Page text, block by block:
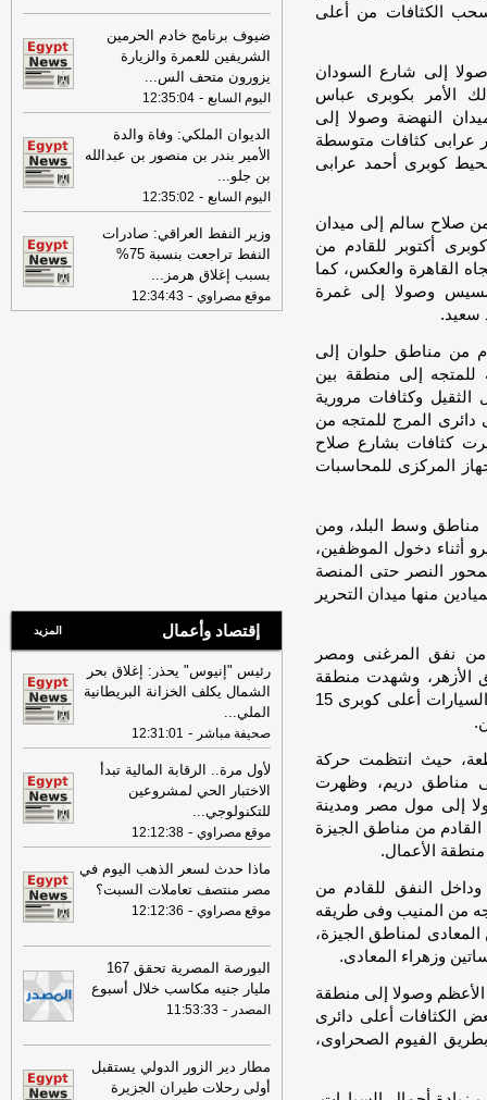
الكثافات من أعلى
إلى شارع السودان
الأمر بكوبرى عباس
النهضة وصولا إلى
عرابى كثافات متوسطة
كوبرى أحمد عرابى
صلاح سالم إلى ميدان
أكتوبر للقادم من
القاهرة والعكس، كما
وصولا إلى غمرة
سعيد.
من مناطق حلوان إلى
للمتجه إلى منطقة بين
النقل الثقيل وكثافات مرورية
المرج للمتجه من
كثافات بشارع صلاح
المركزى للمحاسبات
مناطق وسط البلد، ومن
أثناء دخول الموظفين،
النصر حتى المنصة
منها ميدان التحرير
من نفق المرغنى ومصر
الأزهر، وشهدت منطقة
الأزهر والجمالية كثافات مرورية وظهر تباطؤ فى حركة السيارات أعلى كوبرى 15
حيث انتظمت حركة
مناطق دريم، وظهرت
إلى مول مصر ومدينة
القادم من مناطق الجيزة
الأعمال.
النفق للقادم من
من المنيب وفى طريقه
المعادى لمناطق الجيزة،
وزهراء المعادى.
وصولا إلى منطقة
الكثافات أعلى دائرى
الفيوم الصحراوى،
08:16
عناوين الصحف المصرية ليوم
الجمعة 31-07-2026
-
19:49
السيسي: الجهات المعنية باشرت
التحقيقات للوقوف على تفاصيل الهجوم
بمسيّرة على ميناء دمياط- لبنانون 24
09:26
مجلس الوزراء المصري: الحريق
الذي تعرضت له سفينتان في ميناء دمياط
أمس ناتج عن طائرة مسيرة
08:34
عناوين الصحف المصرية ليوم
الخميس 30-07-2026
-
ضيوف برنامج خادم الحرمين
الشريفين للعمرة والزيارة
يزورون متحف الس...
اليوم السابع -
12:35:04
الديوان الملكي: وفاة والدة
الأمير بندر بن منصور بن عبدالله
بن جلو...
اليوم السابع -
12:35:02
وزير النفط العراقي: صادرات
النفط تراجعت بنسبة 75%
بسبب إغلاق هرمز ...
موقع مصراوي -
12:34:43
إقتصاد وأعمال المزيد
رئيس "إنيوس" يحذر: إغلاق بحر
الشمال يكلف الخزانة البريطانية
الملي...
صحيفة مباشر -
12:31:01
لأول مرة.. الرقابة المالية تبدأ
الاختبار الحي لمشروعين
للتكنولوجي...
موقع مصراوي -
12:12:38
ماذا حدث لسعر الذهب اليوم في
مصر منتصف تعاملات السبت؟
موقع مصراوي -
12:12:36
البورصة المصرية تحقق 167
مليار جنيه مكاسب خلال أسبوع
المصدر -
11:53:33
مطار دير الزور الدولي يستقبل
أولى رحلات طيران الجزيرة